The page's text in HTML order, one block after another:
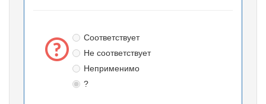
Соответствует
Не соответствует
Неприменимо
?